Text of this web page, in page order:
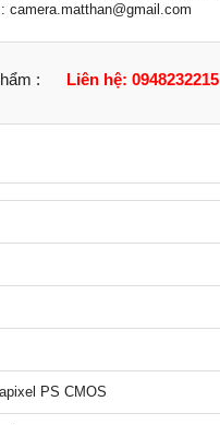
camera.matthan@gmail.com
: Liên hệ: 0948232215
PS CMOS